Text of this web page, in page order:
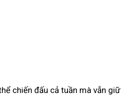
chiến đấu cả tuần mà vẫn giữ